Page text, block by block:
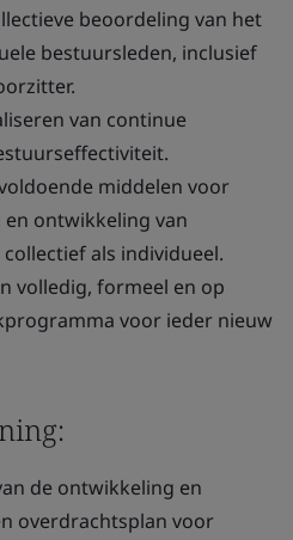
beoordeling van het
bestuursleden, inclusief
van continue
middelen voor
ontwikkeling van
als individueel.
volledig, formeel en op
voor ieder nieuw
de ontwikkeling en
overdrachtsplan voor